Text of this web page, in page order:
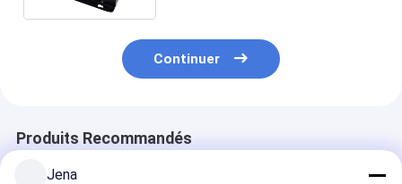
Continuer
Produits Recommandés
Jena